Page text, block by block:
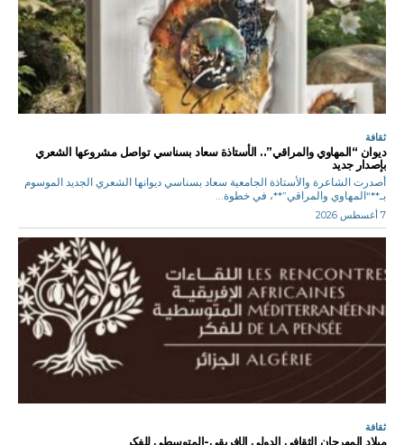
ثقافة
ديوان “المهاوي والمراقي”.. الأستاذة سعاد بسناسي تواصل مشروعها الشعري
بإصدار جديد
أصدرت الشاعرة والأستاذة الجامعية سعاد بسناسي ديوانها الشعري الجديد الموسوم
بـ**“المهاوي والمراقي”**، في خطوة...
7 أغسطس 2026
ثقافة
ميلاد المهرجان الثقافي الدولي الإفريقي-المتوسطي للفكر